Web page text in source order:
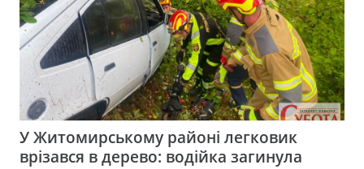
У Житомирському районі легковик
врізався в дерево: водійка загинула